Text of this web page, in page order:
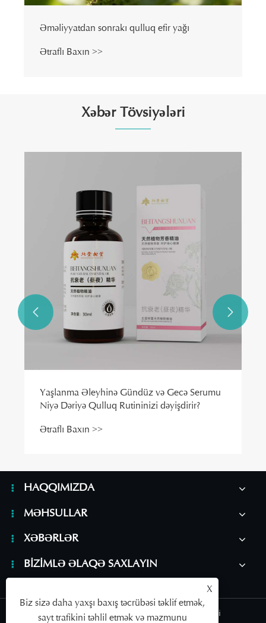
Xəbər Tövsiyələri
Dəriyə Qulluq Əsasını Gündəlik Rutininiz
Ətraflı Baxın >>
 
HAQQIMIZDA
MƏHSULLAR
XƏBƏRLƏR
BIZIMLƏ ƏLAQƏ SAXLAYIN
Links | Sitemap | RSS | XML | Məxfilik Siyasəti
X
Biz sizə daha yaxşı baxış təcrübəsi təklif etmək,
sayt trafikini təhlil etmək və məzmunu